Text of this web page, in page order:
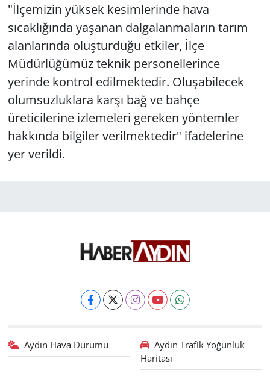
"İlçemizin yüksek kesimlerinde hava
sıcaklığında yaşanan dalgalanmaların tarım
alanlarında oluşturduğu etkiler, İlçe
Müdürlüğümüz teknik personellerince
yerinde kontrol edilmektedir. Oluşabilecek
olumsuzluklara karşı bağ ve bahçe
üreticilerine izlemeleri gereken yöntemler
hakkında bilgiler verilmektedir" ifadelerine
yer verildi.
Aydın Hava Durumu
Aydın Trafik Yoğunluk
Haritası